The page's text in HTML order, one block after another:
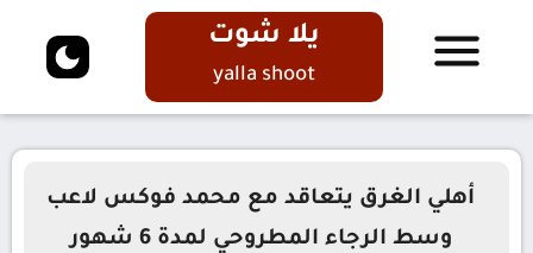
يلا شوت
yalla shoot
أهلي الغرق يتعاقد مع محمد فوكس لاعب
وسط الرجاء المطروحي لمدة 6 شهور